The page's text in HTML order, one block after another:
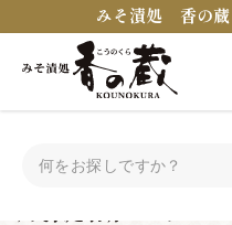
みそ漬処 香の